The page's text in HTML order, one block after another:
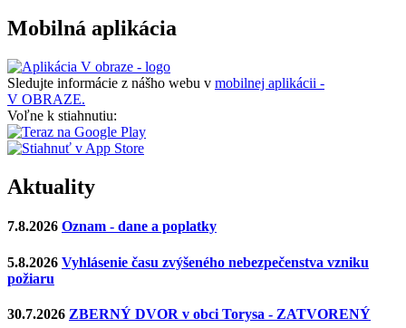
Mobilná aplikácia
Sledujte informácie z nášho webu v mobilnej aplikácii -
V OBRAZE.
Voľne k stiahnutiu:
Aktuality
7.8.2026 Oznam - dane a poplatky
5.8.2026 Vyhlásenie času zvýšeného nebezpečenstva vzniku
požiaru
30.7.2026 ZBERNÝ DVOR v obci Torysa - ZATVORENÝ